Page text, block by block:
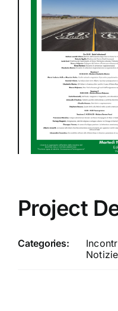
Project
Categories:
Notizie